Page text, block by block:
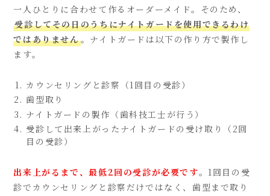
一人ひとりに合わせて作るオーダーメイド。そのため、
受診してその日のうちにナイトガードを使用できるわけ
ではありません。ナイトガードは以下の作り方で製作し
ます。
カウンセリングと診察（1回目の受診）
歯型取り
ナイトガードの製作（歯科技工士が行う）
受診して出来上がったナイトガードの受け取り（2回
目の受診）
出来上がるまで、最低2回の受診が必要です。1回目の受
診でカウンセリングと診察だけではなく、歯型まで取り